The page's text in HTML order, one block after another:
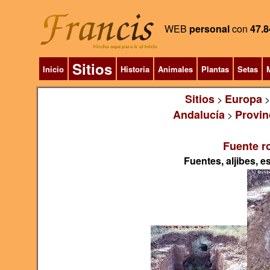
WEB personalcon
Inicio Sitios Historia Animales Plantas Setas
Sitios> Europa
Andalucía >
Fuente
Fuentes, aljibes,